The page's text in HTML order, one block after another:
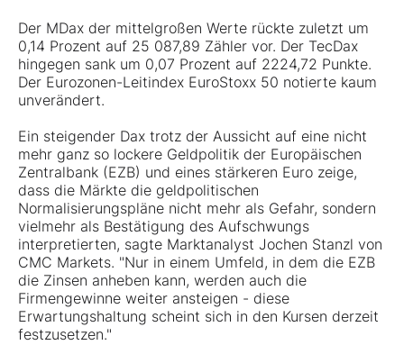
Der MDax der mittelgroßen Werte rückte zuletzt um
0,14 Prozent auf 25 087,89 Zähler vor. Der TecDax
hingegen sank um 0,07 Prozent auf 2224,72 Punkte.
Der Eurozonen-Leitindex EuroStoxx 50 notierte kaum
unverändert.
Ein steigender Dax trotz der Aussicht auf eine nicht
mehr ganz so lockere Geldpolitik der Europäischen
Zentralbank (EZB) und eines stärkeren Euro zeige,
dass die Märkte die geldpolitischen
Normalisierungspläne nicht mehr als Gefahr, sondern
vielmehr als Bestätigung des Aufschwungs
interpretierten, sagte Marktanalyst Jochen Stanzl von
CMC Markets. "Nur in einem Umfeld, in dem die EZB
die Zinsen anheben kann, werden auch die
Firmengewinne weiter ansteigen - diese
Erwartungshaltung scheint sich in den Kursen derzeit
festzusetzen."